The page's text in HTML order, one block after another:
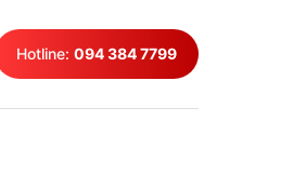
Hotline: 094 384 7799